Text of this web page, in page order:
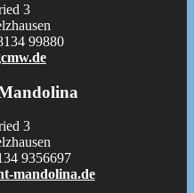
3
99880
3
9356697
mandolina.de